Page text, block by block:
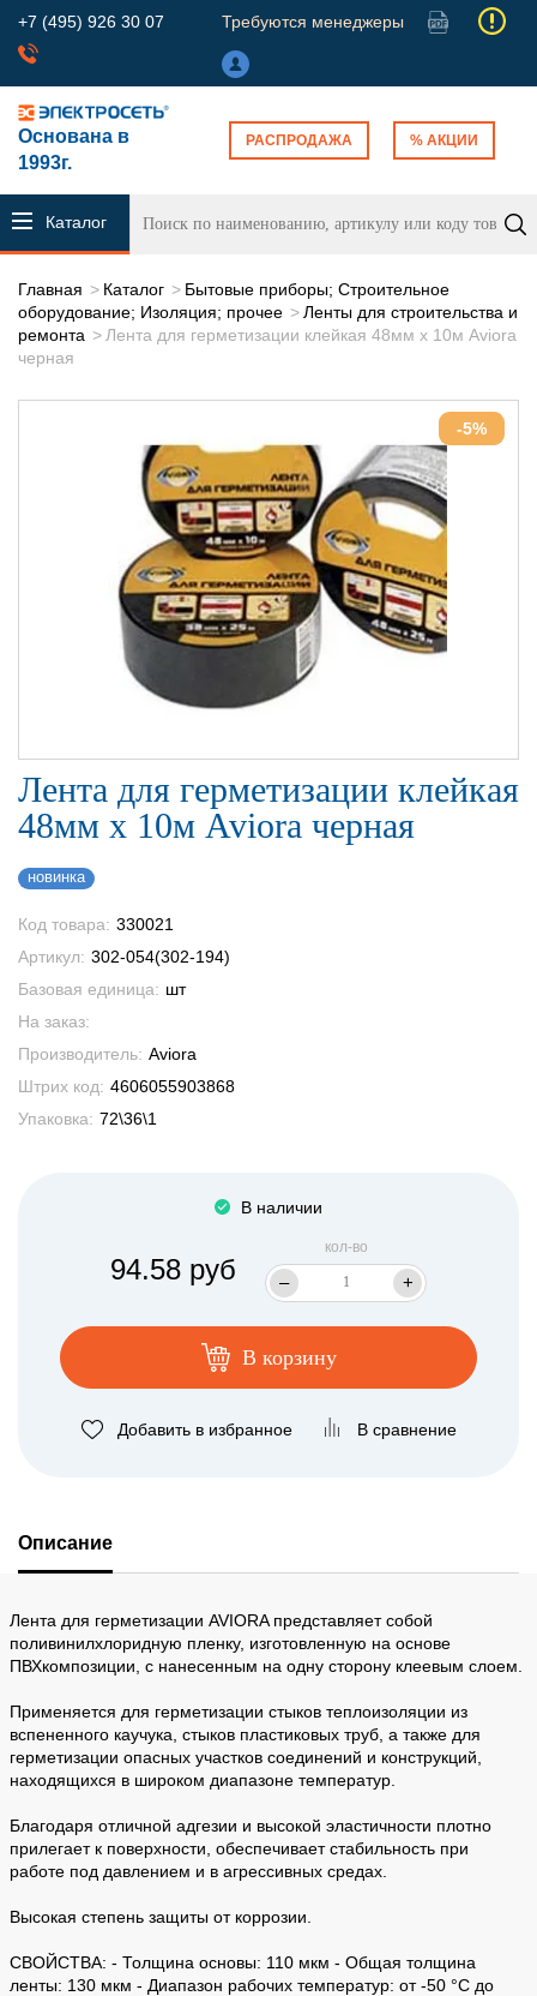
+7 (495) 926 30 07 Требуются менеджеры
Основана в
1993г.
РАСПРОДАЖА % АКЦИИ
Каталог
Главная Каталог
Бытовые приборы; Строительное
оборудование; Изоляция; прочее
Ленты для строительства и
ремонта
Лента для герметизации клейкая 48мм х 10м Aviora
черная
-5%
Лента для герметизации клейкая
48мм х 10м Aviora черная
новинка
Код товара: 330021
Артикул: 302-054(302-194)
Базовая единица: шт
На заказ:
Производитель: Aviora
Штрих код: 4606055903868
Упаковка: 72\36\1
В наличии
94.58 руб
кол-во
– +
В корзину
Добавить в избранное В сравнение
Описание
Лента для герметизации AVIORA представляет собой
поливинилхлоридную пленку, изготовленную на основе
ПВХкомпозиции, с нанесенным на одну сторону клеевым слоем.
Применяется для герметизации стыков теплоизоляции из
вспененного каучука, стыков пластиковых труб, а также для
герметизации опасных участков соединений и конструкций,
находящихся в широком диапазоне температур.
Благодаря отличной адгезии и высокой эластичности плотно
прилегает к поверхности, обеспечивает стабильность при
работе под давлением и в агрессивных средах.
Высокая степень защиты от коррозии.
СВОЙСТВА: - Толщина основы: 110 мкм - Общая толщина
ленты: 130 мкм - Диапазон рабочих температур: от -50 °С до